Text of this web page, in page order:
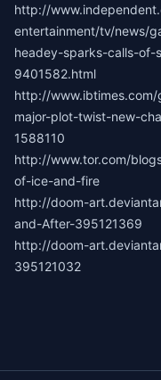
http://
entertainment/tv/news/
headey-sparks-calls-
9401582.html
http://
major-plot-twist-new-
1588110
http://www.tor.com/
of-ice-and-fire
http://doom-
and-After-395121369
http://doom-
395121032